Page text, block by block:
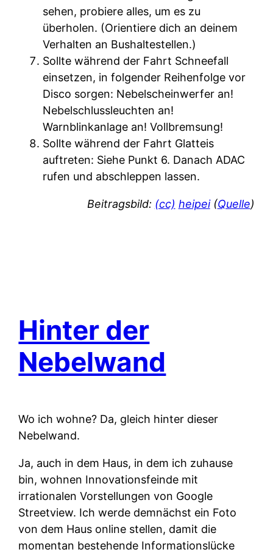
sehen, probiere alles, um es zu
überholen. (Orientiere dich an deinem
Verhalten an Bushaltestellen.)
Sollte während der Fahrt Schneefall
einsetzen, in folgender Reihenfolge vor
Disco sorgen: Nebelscheinwerfer an!
Nebelschlussleuchten an!
Warnblinkanlage an! Vollbremsung!
Sollte während der Fahrt Glatteis
auftreten: Siehe Punkt 6. Danach ADAC
rufen und abschleppen lassen.
Beitragsbild: (cc) heipei(Quelle)
Hinter der
Nebelwand
Wo ich wohne? Da, gleich hinter dieser
Nebelwand.
Ja, auch in dem Haus, in dem ich zuhause
bin, wohnen Innovationsfeinde mit
irrationalen Vorstellungen von Google
Streetview. Ich werde demnächst ein Foto
von dem Haus online stellen, damit die
momentan bestehende Informationslücke